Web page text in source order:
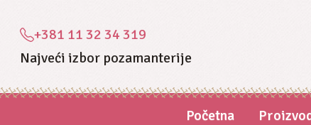
+381 11 32 34 319
Najveći izbor pozamanterije
Početna